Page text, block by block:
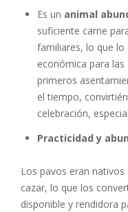
Es un animal
suficiente carne
familiares, lo que
económica para
primeros
el tiempo,
celebración,
Practicidad y
Los pavos eran
cazar, lo que los
disponible y rendidora